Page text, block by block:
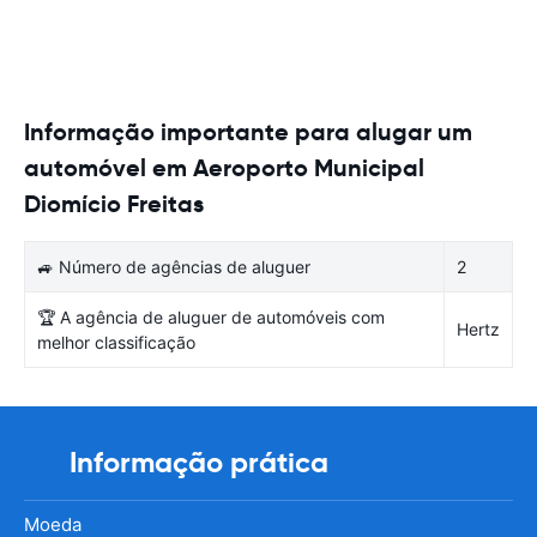
Informação importante para alugar um
automóvel em Aeroporto Municipal
Diomício Freitas
🚙 Número de agências de aluguer 2
🏆 A agência de aluguer de automóveis com
melhor classificação
Hertz
Informação prática
Moeda